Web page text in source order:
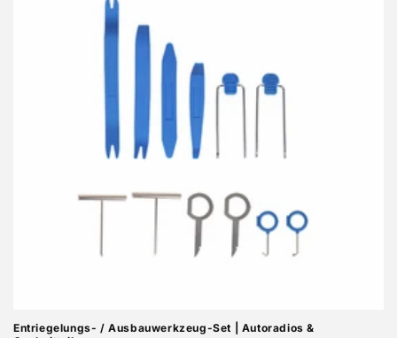
Entriegelungs- / Ausbauwerkzeug-Set | Autoradios &